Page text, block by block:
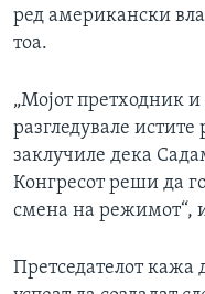
ред американски
тоа.
„Мојот претходник
разгледувале
заклучиле дека
Конгресот реши да
смена на режимот“,
Претседателот кажа